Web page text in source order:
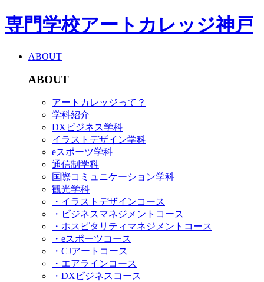
専門学校アートカレッジ神戸
ABOUT
ABOUT
アートカレッジって？
学科紹介
DXビジネス学科
イラストデザイン学科
eスポーツ学科
通信制学科
国際コミュニケーション学科
観光学科
・イラストデザインコース
・ビジネスマネジメントコース
・ホスピタリティマネジメントコース
・eスポーツコース
・CJアートコース
・エアラインコース
・DXビジネスコース